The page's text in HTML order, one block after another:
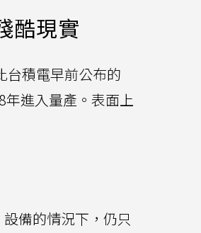
酷現實
台積電早前公布的
年進入量產。表面上
備的情況下，仍只